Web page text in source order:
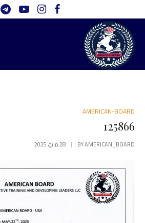
AMERICAN-BOARD
125866
BYAMERICAN_BOARD 28 مايو، 2025